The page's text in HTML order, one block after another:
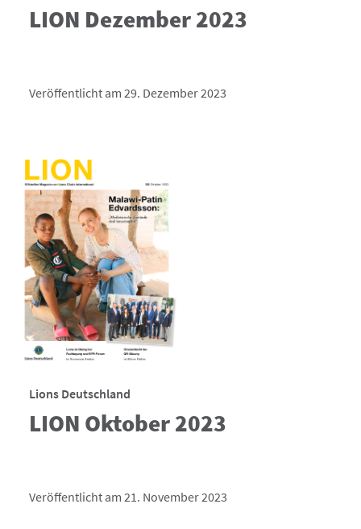
LION Dezember 2023
Veröffentlicht am 29. Dezember 2023
Lions Deutschland
LION Oktober 2023
Veröffentlicht am 21. November 2023